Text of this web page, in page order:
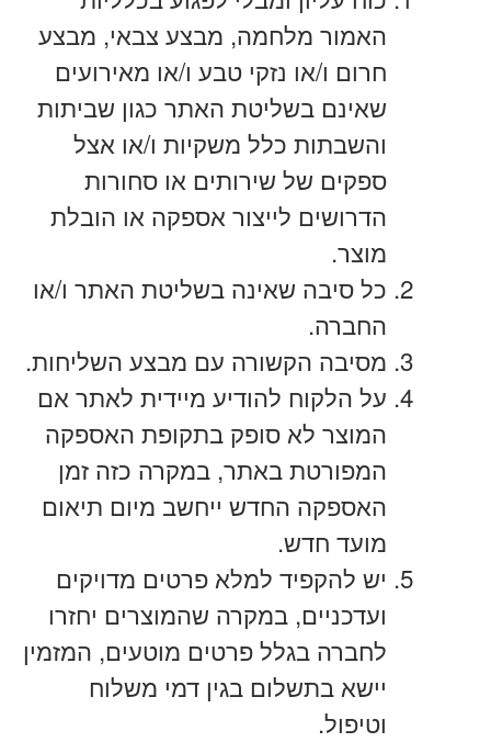
האמור מלחמה, מבצע צבאי, מבצע
חרום ו/או נזקי טבע ו/או מאירועים
שאינם בשליטת האתר כגון שביתות
והשבתות כלל משקיות ו/או אצל
ספקים של שירותים או סחורות
הדרושים לייצור אספקה או הובלת
מוצר.
כל סיבה שאינה בשליטת האתר ו/או
החברה.
מסיבה הקשורה עם מבצע השליחות.
על הלקוח להודיע מיידית לאתר אם
המוצר לא סופק בתקופת האספקה
המפורטת באתר, במקרה כזה זמן
האספקה החדש ייחשב מיום תיאום
מועד חדש.
יש להקפיד למלא פרטים מדויקים
ועדכניים, במקרה שהמוצרים יחזרו
לחברה בגלל פרטים מוטעים, המזמין
יישא בתשלום בגין דמי משלוח
וטיפול.